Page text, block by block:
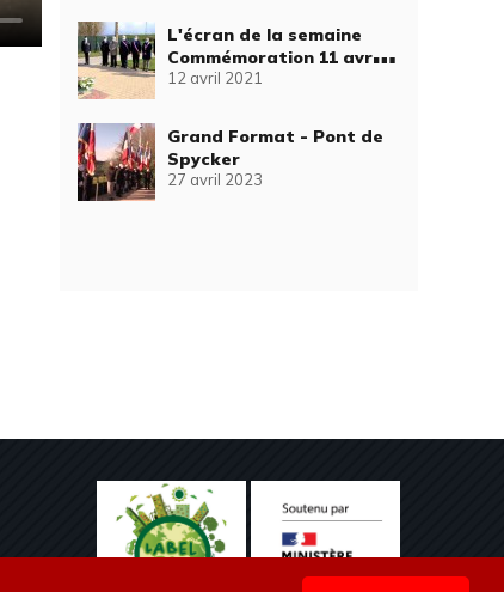
L'écran de la semaine
Commémoration 11 avril
Pont de Spycker
12 avril 2021
Grand Format - Pont de
Spycker
27 avril 2023